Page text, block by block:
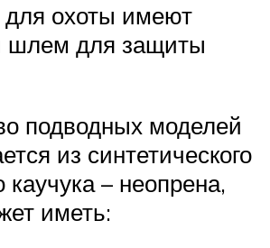
охоты имеют
шлем для защиты
подводных моделей
из синтетического
каучука – неопрена,
иметь: